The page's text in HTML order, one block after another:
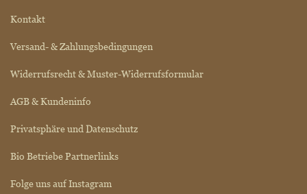
Kontakt
Versand- & Zahlungsbedingungen
Widerrufsrecht & Muster-Widerrufsformular
AGB & Kundeninfo
Privatsphäre und Datenschutz
Bio Betriebe Partnerlinks
Folge uns auf Instagram